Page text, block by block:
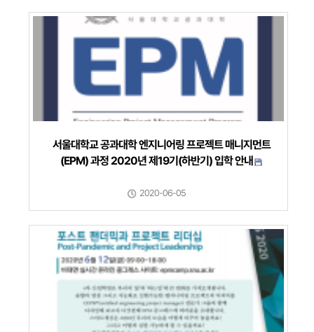
서울대학교 공과대학 엔지니어링 프로젝트 매니지먼트
(EPM) 과정 2020년 제19기(하반기) 입학 안내
2020-06-05